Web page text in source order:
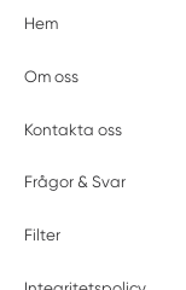
Hem
Om oss
Kontakta oss
Frågor & Svar
Filter